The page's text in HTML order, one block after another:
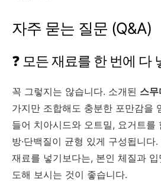
자주 묻는 질문 (Q&A)
❓ 모든 재료를 한 번에 다
꼭 그렇지는 않습니다. 소개된 스
가지만 조합해도 충분한 포만감을
들어 치아시드와 오트밀, 요거트를
방·단백질이 균형 있게 구성됩니다
재료를 넣기보다는, 본인 체질과
도해 보시는 것이 좋습니다.